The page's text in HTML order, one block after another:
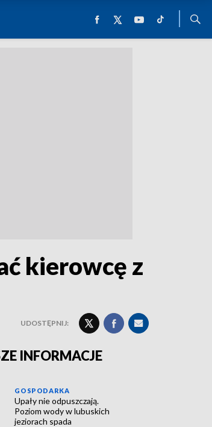
kierowcę z
UDOSTĘPNIJ:
INFORMACJE
GOSPODARKA
Upały nie odpuszczają.
Poziom wody w lubuskich
jeziorach spada